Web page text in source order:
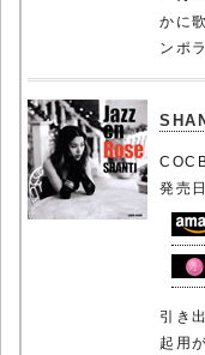
かに
ンポ
発売
引き
起用